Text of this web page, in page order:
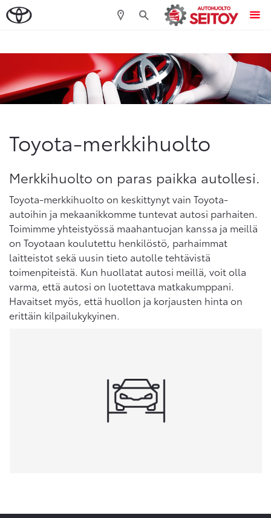
Toyota-merkkihuolto
Merkkihuolto on paras paikka autollesi.
Toyota-merkkihuolto on keskittynyt vain Toyota-
autoihin ja mekaanikkomme tuntevat autosi parhaiten.
Toimimme yhteistyössä maahantuojan kanssa ja meillä
on Toyotaan koulutettu henkilöstö, parhaimmat
laitteistot sekä uusin tieto autolle tehtävistä
toimenpiteistä. Kun huollatat autosi meillä, voit olla
varma, että autosi on luotettava matkakumppani.
Havaitset myös, että huollon ja korjausten hinta on
erittäin kilpailukykyinen.